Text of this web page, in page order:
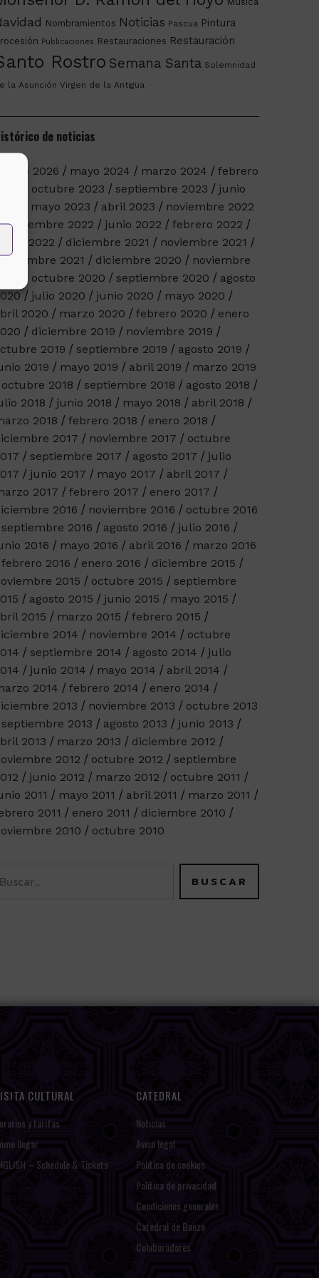
Nombramientos Noticias Pascua Pintura
Publicaciones Restauraciones Restauración
Rostro Semana Santa Solemnidad
la Asunción Virgen de la Antigua
de noticias
marzo 2026 mayo 2024 marzo 2024
febrero
octubre 2023 septiembre 2023
junio
mayo 2023 abril 2023
noviembre 2022
septiembre 2022
junio 2022
febrero 2022
enero 2022
diciembre 2021
noviembre 2021
2021
diciembre 2020
noviembre
octubre 2020 septiembre 2020
agosto
julio 2020 junio 2020
mayo 2020
2020
marzo 2020 febrero 2020
enero
diciembre 2019
noviembre 2019
2019
septiembre 2019
agosto 2019
2019
mayo 2019 abril 2019
marzo 2019
octubre 2018
septiembre 2018
agosto 2018
2018
junio 2018 mayo 2018
abril 2018
2018
febrero 2018
enero 2018
2017
noviembre 2017
octubre
septiembre 2017 agosto 2017
julio
junio 2017 mayo 2017
abril 2017
2017
febrero 2017
enero 2017
2016
noviembre 2016
octubre 2016
septiembre 2016
agosto 2016
julio 2016
2016
mayo 2016 abril 2016
marzo 2016
febrero 2016
enero 2016
diciembre 2015
2015
octubre 2015
septiembre
agosto 2015 junio 2015
mayo 2015
2015
marzo 2015
febrero 2015
2014
noviembre 2014
octubre
septiembre 2014 agosto 2014
julio
junio 2014 mayo 2014
abril 2014
2014
febrero 2014
enero 2014
2013
noviembre 2013
octubre 2013
septiembre 2013
agosto 2013
junio 2013
2013
marzo 2013
diciembre 2012
2012
octubre 2012
septiembre
junio 2012 marzo 2012
octubre 2011
2011
mayo 2011 abril 2011
marzo 2011
2011
enero 2011
diciembre 2010
2010
octubre 2010
CULTURAL
y tarifas
llegar
– Schedule & Tickets
CATEDRAL
Noticias
Aviso legal
Política de cookies
Política de privacidad
Condiciones generales
Catedral de Baeza
Colaboradores